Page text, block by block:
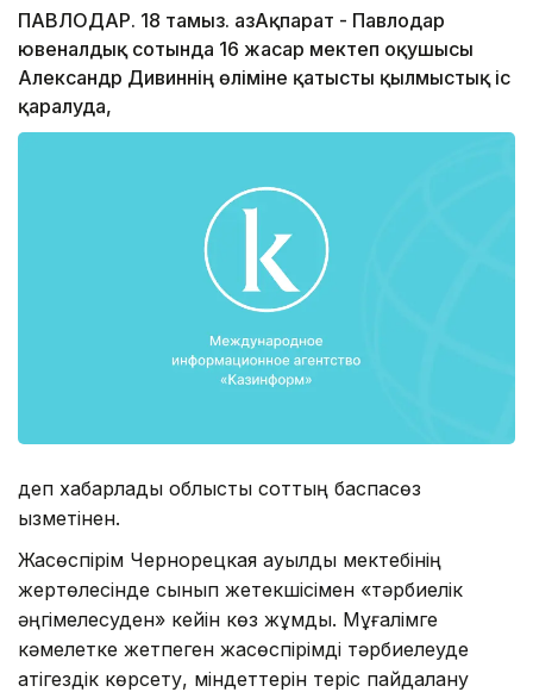
ПАВЛОДАР. 18 тамыз. ҚазАқпарат - Павлодар
ювеналдық сотында 16 жасар мектеп оқушысы
Александр Дивиннің өліміне қатысты қылмыстық іс
қаралуда,
деп хабарлады облыстық соттың баспасөз
қызметінен.
Жасөспірім Чернорецкая ауылдық мектебінің
жертөлесінде сынып жетекшісімен «тәрбиелік
әңгімелесуден» кейін көз жұмды. Мұғалімге
кәмелетке жетпеген жасөспірімді тәрбиелеуде
қатігездік көрсету, міндеттерін теріс пайдалану